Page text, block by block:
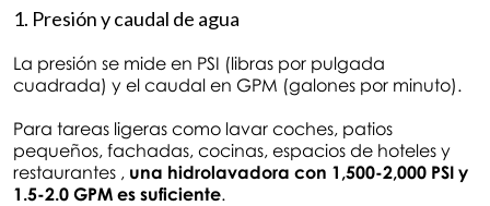
1. Presión y caudal de agua
La presión se mide en PSI (libras por pulgada
cuadrada) y el caudal en GPM (galones por minuto).
Para tareas ligeras como lavar coches, patios
pequeños, fachadas, cocinas, espacios de hoteles y
restaurantes , una hidrolavadora con 1,500-2,000 PSI y
1.5-2.0 GPM es suficiente.